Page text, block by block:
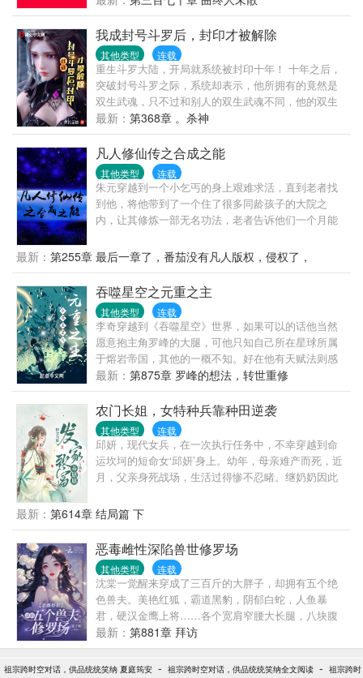
人，都会拜倒在我秦金枝无与伦比的权势之下。泥潭
里的人，做梦都在妄想攀上我这根金枝儿！看书产生
的疑问要接着看书才能得到解答
看，只怕不结实。”尚书嫡女落水，一把撕烂了堂姐的
衣服。“听说堂嫂又怀孕了，连着两胎都是女儿，可别
生出大四喜来。”堂嫂临......
我成封号斗罗后，封印才被解除
其他类型 连载
重生斗罗大陆，开局就系统被封印十年！ 十年之后，
突破封号斗罗之际，系统却表示，他所拥有的竟然是
双生武魂，只不过和别人的双生武魂不同，他的双生
武魂是直接融为一体的，可以随时转换形态的。 本以
为他所拥有的是兽武魂雷霆白龙。 却不想，龙还能转
型成为器武魂曙光铠！ 本书又名（斗罗之我的双生武
魂合二为一）（老曹家优秀后辈）
最新： 第368章 。杀神
凡人修仙传之合成之能
其他类型 连载
朱元穿越到一个小乞丐的身上艰难求活，直到老者找
到他，将他带到了一个住了很多同龄孩子的大院之
内，让其修炼一部无名功法，老者告诉他们一个月能
走，一个月后没有一个人能修炼功法入门，不过朱元
却因为尝试修炼觉醒了他的金手指“合成能力”，这个合
成能力有两种模式，一种是成功率百分之百的样板合
成，使用样板合成的条件就是需要接触过所需要合成
的东西才能使用样板合成之法合成对应的东西，还有
一种合成方法就是随机合成，并且他现在只能将两种
东西相互合成，合成出的东西好坏完全无法预测，除
了看运气就只能慢慢积累经验，自此他获得了生存下
去的能力，生活的好了他对这个世界的了解也就越来
大胆的猜测，
最新： 第255章 最后一章了，番茄没有凡人版权，侵权了，
吞噬星空之元重之主
其他类型 连载
李奇穿越到《吞噬星空》世界，如果可以的话他当然
愿意抱主角罗峰的大腿，可他只知自己所在星球所属
于熔岩帝国，其他的一概不知。好在他有天赋法则感
悟惊人，有奇遇初始基因32倍，这使他从熔岩帝国的
一颗普通培养星球走到了宇宙巅峰天才战的舞台上。
也在这时，他发现此时的《吞噬星空》与他记忆中的
有些不一样——“什么？人类有1004宇宙国！”“什么？
这届宇宙巅峰天才战最强选手的名字叫科谛！”直到这
一刻，李奇才明白，原来他是穿越过头了，在这个时
间罗峰的老师真衍王还没出生。穿越过头了？没关
系！李奇表示他有传承，而且比罗峰的传承更厉害。
为神王之上的男人！（注：主角有天赋、有传承，且
空！重要的事说三遍。）
最新： 第875章 罗峰的想法，转世重修
农门长姐，女特种兵靠种田逆袭
其他类型 连载
邱妍，现代女兵，在一次执行任务中，不幸穿越到命
运坎坷的短命女‘邱妍’身上。幼年，母亲难产而死，近
月，父亲身死战场，生活过得惨不忍睹。继奶奶因此
凌辱。性子刚，手腕强的邱妍接过这烂摊子，果断和
这老妇人断了关系。发家致富，赚钱养家，日子本过
得蒸蒸日上，但是，本就不可能有交集的男人，却要
娶她……多年后，弟弟被她培养成国之栋梁；弱不禁
风的小妹也被她养的亭亭玉立；就连一向调皮的便宜
儿子也孝顺有加……
最新： 第614章 结局篇 下
恶毒雌性深陷兽世修罗场
其他类型 连载
沈棠一觉醒来穿成了三百斤的大胖子，却拥有五个绝
色兽夫。美艳红狐，霸道黑豹，阴郁白蛇，人鱼暴
君，硬汉金鹰上将……各个宽肩窄腰大长腿，八块腹
肌堪比男模！原主又丑又懒遭人嫌，兽夫们避如蛇
蝎，她还妄图霸王硬上弓，穿越过来的沈棠成了这个
替罪羔羊。开局便是修罗场！面对兽夫冰冷、厌恶的
最新： 第881章 拜访
祖宗跨时空对话，供品统统笑纳 夏庭筠安 - 祖宗跨时空对话，供品统统笑纳全文阅读 - 祖宗跨时